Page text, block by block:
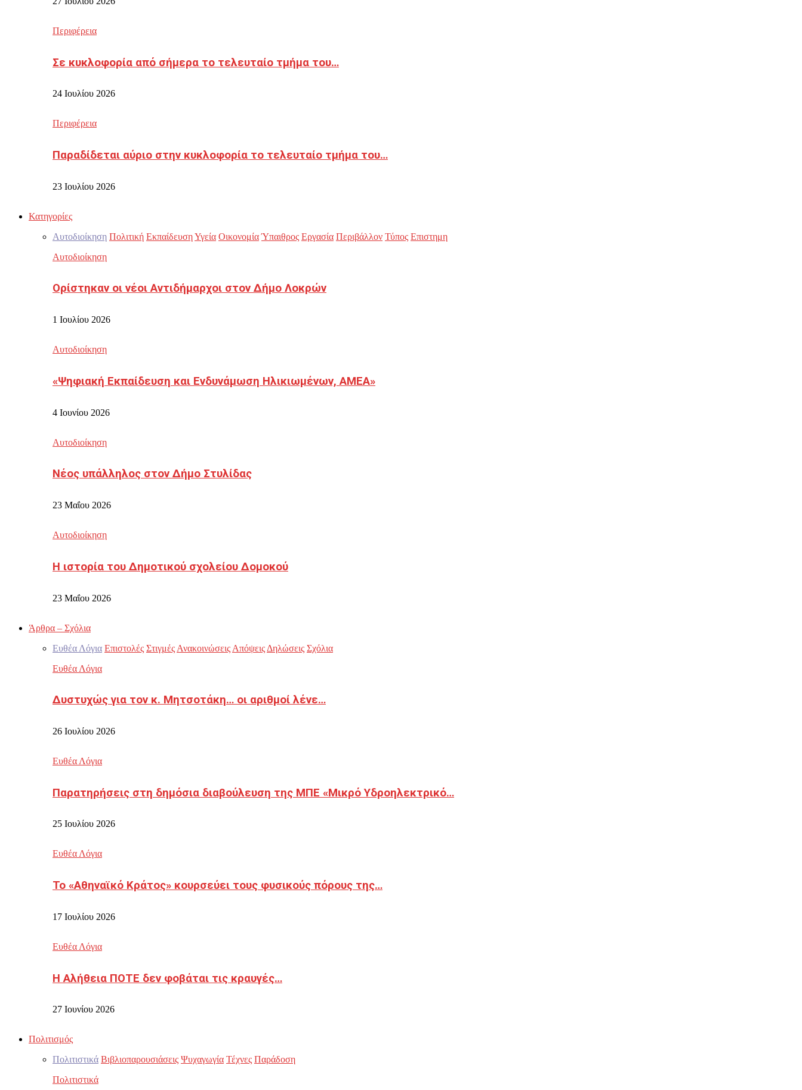
Περιφέρεια
Σε κυκλοφορία από σήμερα το τελευταίο τμήμα του…
24 Ιουλίου 2026
Περιφέρεια
Παραδίδεται αύριο στην κυκλοφορία το τελευταίο τμήμα του…
23 Ιουλίου 2026
Κατηγορίες
Αυτοδιοίκηση Πολιτική ΕκπαίδευσηΥγεία Οικονομία Ύπαιθρος Εργασία Περιβάλλον Τύπος Επιστημη
Αυτοδιοίκηση
Ορίστηκαν οι νέοι Αντιδήμαρχοι στον Δήμο Λοκρών
1 Ιουλίου 2026
Αυτοδιοίκηση
«Ψηφιακή Εκπαίδευση και Ενδυνάμωση Ηλικιωμένων, ΑΜΕΑ»
4 Ιουνίου 2026
Αυτοδιοίκηση
Νέος υπάλληλος στον Δήμο Στυλίδας
23 Μαΐου 2026
Αυτοδιοίκηση
Η ιστορία του Δημοτικού σχολείου Δομοκού
23 Μαΐου 2026
Άρθρα – Σχόλια
Ευθέα Λόγια Επιστολές Στιγμές Ανακοινώσεις Απόψεις Δηλώσεις Σχόλια
Ευθέα Λόγια
Δυστυχώς για τον κ. Μητσοτάκη… οι αριθμοί λένε…
26 Ιουλίου 2026
Ευθέα Λόγια
Παρατηρήσεις στη δημόσια διαβούλευση της ΜΠΕ «Μικρό Υδροηλεκτρικό…
25 Ιουλίου 2026
Ευθέα Λόγια
Το «Αθηναϊκό Κράτος» κουρσεύει τους φυσικούς πόρους της…
17 Ιουλίου 2026
Ευθέα Λόγια
Η Αλήθεια ΠΟΤΕ δεν φοβάται τις κραυγές…
27 Ιουνίου 2026
Πολιτισμός
Πολιτιστικά Βιβλιοπαρουσιάσεις Ψυχαγωγία Τέχνες Παράδοση
Πολιτιστικά